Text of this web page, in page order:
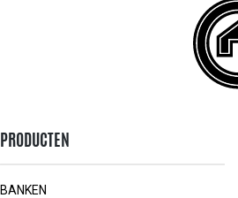
PRODUCTEN
BANKEN